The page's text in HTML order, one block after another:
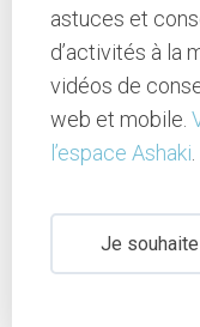
astuces et
d’activités à la
vidéos de
web et mobile.
l’espace Ashaki
Je